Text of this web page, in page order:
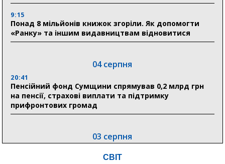
9:15
Понад 8 мільйонів книжок згоріли. Як допомогти
«Ранку» та іншим видавництвам відновитися
04 серпня
20:41
Пенсійний фонд Сумщини спрямував 0,2 млрд грн
на пенсії, страхові виплати та підтримку
прифронтових громад
03 серпня
Романько розширює програму відпочинку дітей із
СВІТ